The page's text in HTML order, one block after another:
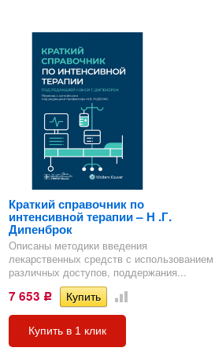
Краткий справочник по
интенсивной терапии – Н .Г.
Дипенброк
Описаны методики введения
лекарственных средств с использованием
различных доступов, поддержания...
7 653 Р
Купить в 1 клик